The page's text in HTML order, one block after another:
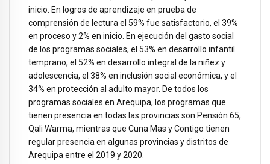
inicio. En logros de aprendizaje en prueba de
comprensión de lectura el 59% fue satisfactorio, el 39%
en proceso y 2% en inicio. En ejecución del gasto social
de los programas sociales, el 53% en desarrollo infantil
temprano, el 52% en desarrollo integral de la niñez y
adolescencia, el 38% en inclusión social económica, y el
34% en protección al adulto mayor. De todos los
programas sociales en Arequipa, los programas que
tienen presencia en todas las provincias son Pensión 65,
Qali Warma, mientras que Cuna Mas y Contigo tienen
regular presencia en algunas provincias y distritos de
Arequipa entre el 2019 y 2020.